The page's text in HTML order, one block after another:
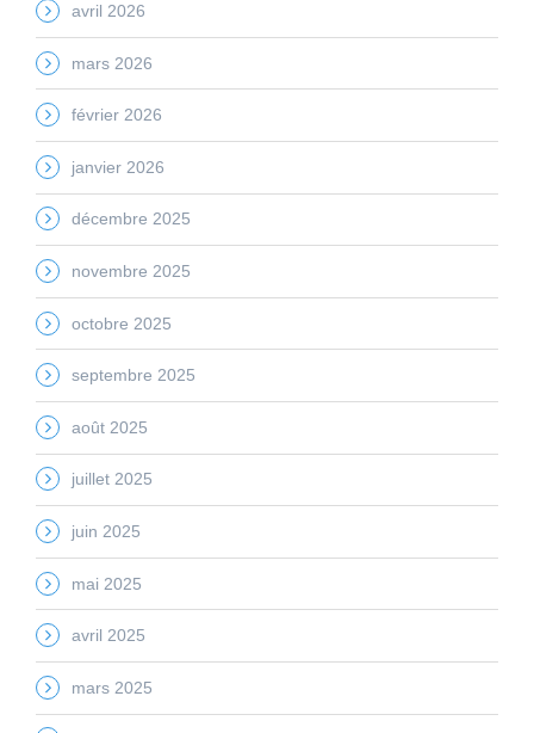
avril 2026
mars 2026
février 2026
janvier 2026
décembre 2025
novembre 2025
octobre 2025
septembre 2025
août 2025
juillet 2025
juin 2025
mai 2025
avril 2025
mars 2025